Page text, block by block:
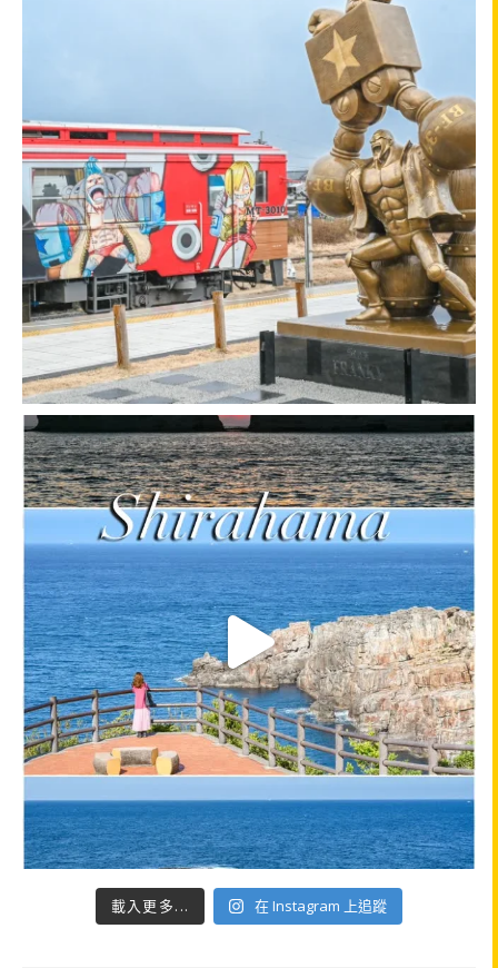
載入更多... 在 Instagram 上追蹤